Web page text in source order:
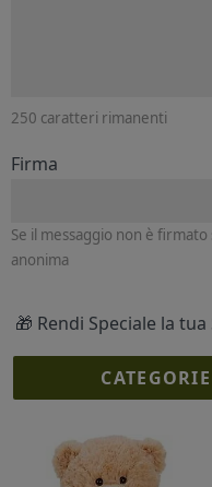
250 caratteri rimanenti
Firma
Se il messaggio non è
anonima
🎁 Rendi Speciale la
CATEGORIE
I più scelti